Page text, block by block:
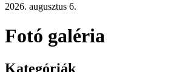
2026. augusztus 6.
Fotó galéria
Kategóriák